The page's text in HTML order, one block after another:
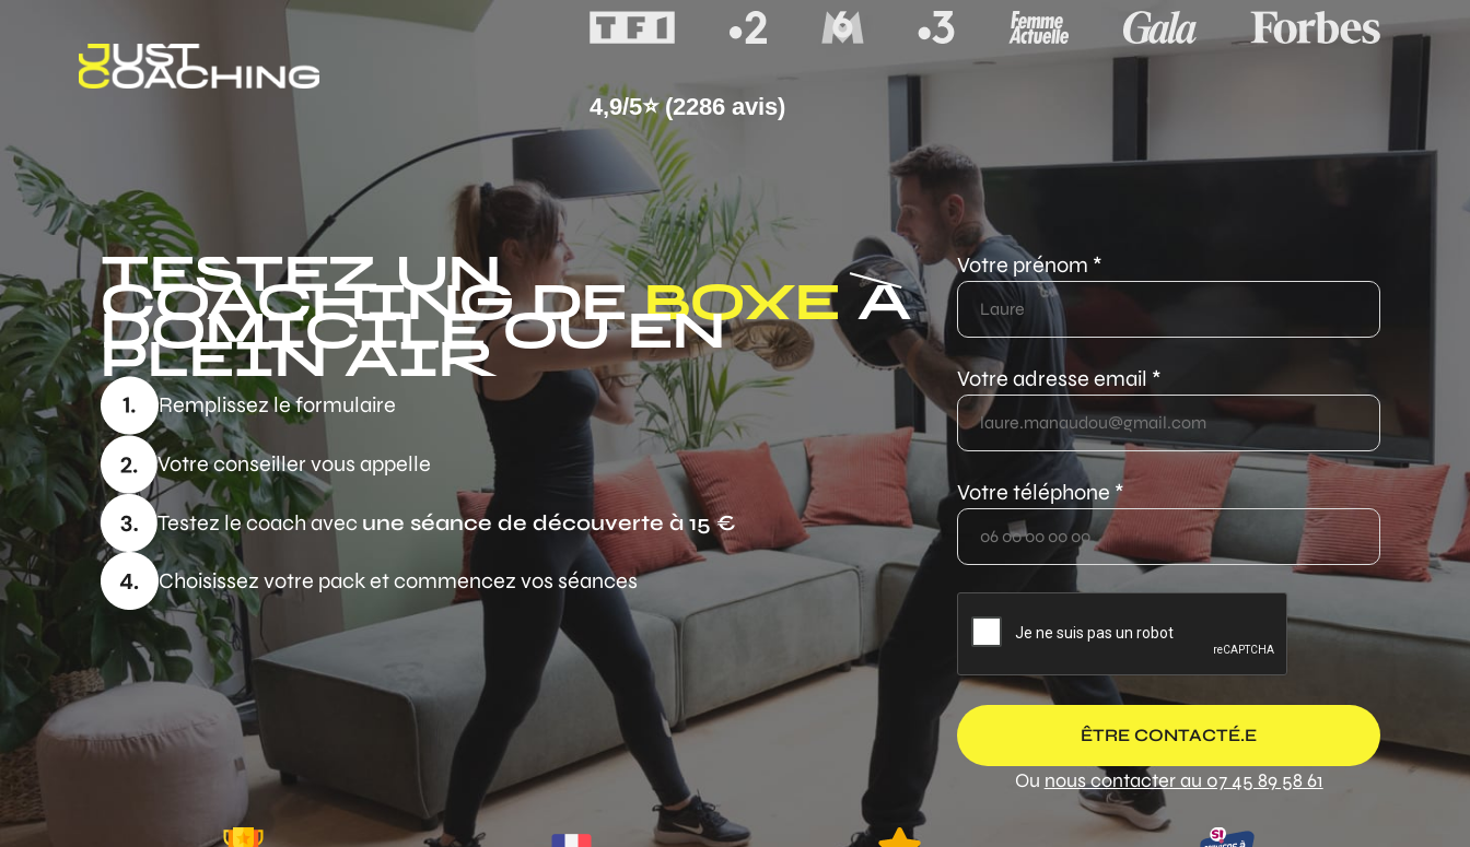
4,9/5⭐ (2286 avis)
TESTEZ UN
COACHING DEBOXE À
DOMICILE OU EN
PLEIN AIR
Remplissez le formulaire
Votre conseiller vous appelle
Testez le coach avec une séance de découverte à 15 €
Choisissez votre pack et commencez vos séances
Votre prénom *
Votre adresse email *
Votre téléphone *
Ou nous contacter au 07 45 89 58 61